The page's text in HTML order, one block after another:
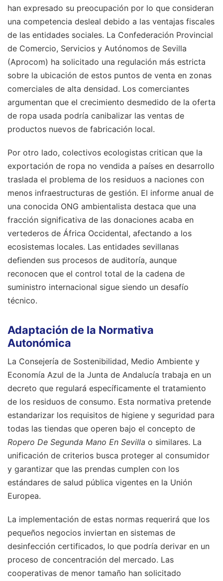
han expresado su preocupación por lo que consideran
una competencia desleal debido a las ventajas fiscales
de las entidades sociales. La Confederación Provincial
de Comercio, Servicios y Autónomos de Sevilla
(Aprocom) ha solicitado una regulación más estricta
sobre la ubicación de estos puntos de venta en zonas
comerciales de alta densidad. Los comerciantes
argumentan que el crecimiento desmedido de la oferta
de ropa usada podría canibalizar las ventas de
productos nuevos de fabricación local.
Por otro lado, colectivos ecologistas critican que la
exportación de ropa no vendida a países en desarrollo
traslada el problema de los residuos a naciones con
menos infraestructuras de gestión. El informe anual de
una conocida ONG ambientalista destaca que una
fracción significativa de las donaciones acaba en
vertederos de África Occidental, afectando a los
ecosistemas locales. Las entidades sevillanas
defienden sus procesos de auditoría, aunque
reconocen que el control total de la cadena de
suministro internacional sigue siendo un desafío
técnico.
Adaptación de la Normativa
Autonómica
La Consejería de Sostenibilidad, Medio Ambiente y
Economía Azul de la Junta de Andalucía trabaja en un
decreto que regulará específicamente el tratamiento
de los residuos de consumo. Esta normativa pretende
estandarizar los requisitos de higiene y seguridad para
todas las tiendas que operen bajo el concepto de
Ropero De Segunda Mano En Sevilla o similares. La
unificación de criterios busca proteger al consumidor
y garantizar que las prendas cumplen con los
estándares de salud pública vigentes en la Unión
Europea.
La implementación de estas normas requerirá que los
pequeños negocios inviertan en sistemas de
desinfección certificados, lo que podría derivar en un
proceso de concentración del mercado. Las
cooperativas de menor tamaño han solicitado